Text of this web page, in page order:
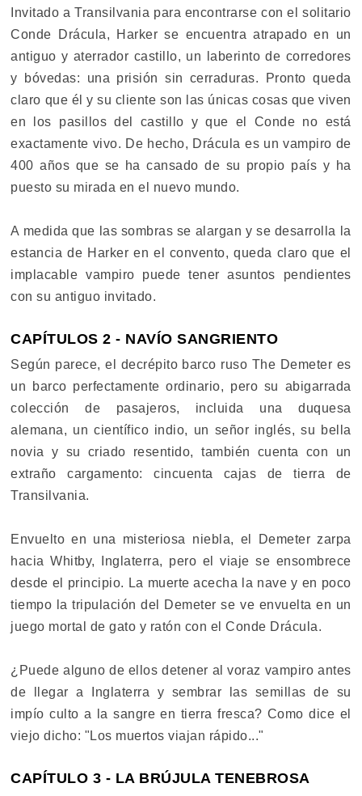
Invitado a Transilvania para encontrarse con el solitario
Conde Drácula, Harker se encuentra atrapado en un
antiguo y aterrador castillo, un laberinto de corredores
y bóvedas: una prisión sin cerraduras. Pronto queda
claro que él y su cliente son las únicas cosas que viven
en los pasillos del castillo y que el Conde no está
exactamente vivo. De hecho, Drácula es un vampiro de
400 años que se ha cansado de su propio país y ha
puesto su mirada en el nuevo mundo.
A medida que las sombras se alargan y se desarrolla la
estancia de Harker en el convento, queda claro que el
implacable vampiro puede tener asuntos pendientes
con su antiguo invitado.
CAPÍTULOS 2 - NAVÍO SANGRIENTO
Según parece, el decrépito barco ruso The Demeter es
un barco perfectamente ordinario, pero su abigarrada
colección de pasajeros, incluida una duquesa
alemana, un científico indio, un señor inglés, su bella
novia y su criado resentido, también cuenta con un
extraño cargamento: cincuenta cajas de tierra de
Transilvania.
Envuelto en una misteriosa niebla, el Demeter zarpa
hacia Whitby, Inglaterra, pero el viaje se ensombrece
desde el principio. La muerte acecha la nave y en poco
tiempo la tripulación del Demeter se ve envuelta en un
juego mortal de gato y ratón con el Conde Drácula.
¿Puede alguno de ellos detener al voraz vampiro antes
de llegar a Inglaterra y sembrar las semillas de su
impío culto a la sangre en tierra fresca? Como dice el
viejo dicho: "Los muertos viajan rápido..."
CAPÍTULO 3 - LA BRÚJULA TENEBROSA